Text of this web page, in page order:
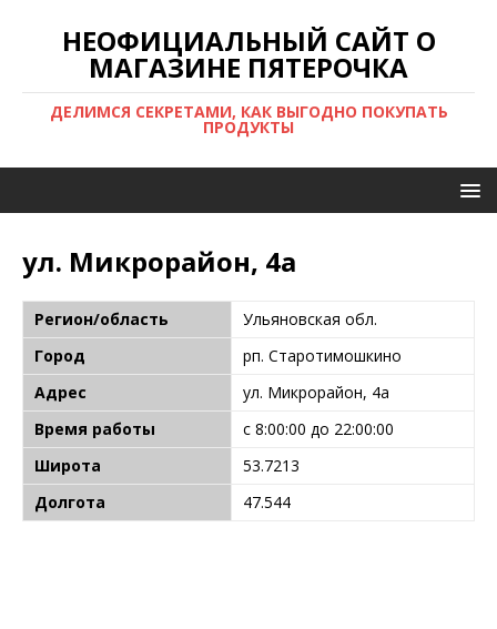
НЕОФИЦИАЛЬНЫЙ САЙТ О
МАГАЗИНЕ ПЯТЕРОЧКА
ДЕЛИМСЯ СЕКРЕТАМИ, КАК ВЫГОДНО ПОКУПАТЬ
ПРОДУКТЫ
ул. Микрорайон, 4а
Регион/область
Ульяновская обл.
Город
рп. Старотимошкино
Адрес
ул. Микрорайон, 4а
Время работы
с 8:00:00 до 22:00:00
Широта
53.7213
Долгота
47.544